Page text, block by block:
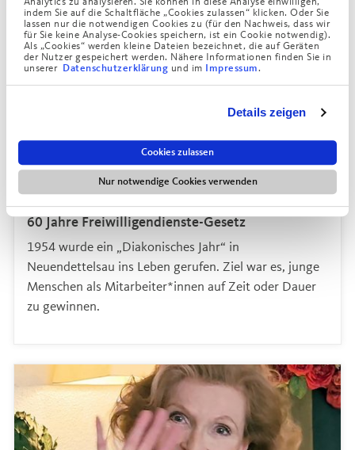
indem Sie auf die Schaltfläche „Cookies zulassen“ klicken. Oder Sie
lassen nur die notwendigen Cookies zu (für den Nachweis, dass wir
für Sie keine Analyse-Cookies speichern, ist ein Cookie notwendig).
Als „Cookies“ werden kleine Dateien bezeichnet, die auf Geräten
der Nutzer gespeichert werden. Nähere Informationen finden Sie in
unserer Datenschutzerklärung und im Impressum.
Details zeigen
Cookies zulassen
Nur notwendige Cookies verwenden
60 Jahre Freiwilligendienste-Gesetz
1954 wurde ein „Diakonisches Jahr“ in
Neuendettelsau ins Leben gerufen. Ziel war es, junge
Menschen als Mitarbeiter*innen auf Zeit oder Dauer
zu gewinnen.